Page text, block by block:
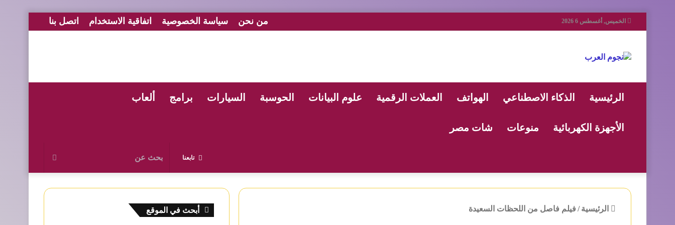
الخميس, أغسطس 6 2026 من نحن سياسة الخصوصية اتفاقية الاستخدام اتصل بنا
الرئيسية الذكاء الاصطناعي الهواتف العملات الرقمية علوم البيانات الحوسبة السيارات برامج ألعاب
الأجهزة الكهربائية منوعات شات مصر
عن
تابعنا
الرئيسية / فيلم فاصل من اللحظات السعيدة أبحث في الموقع